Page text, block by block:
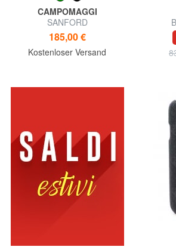
CAMPOMAGGI
SANFORD
Dokumententasche,
Umhängetasche
185,00 €
Kostenloser Versand